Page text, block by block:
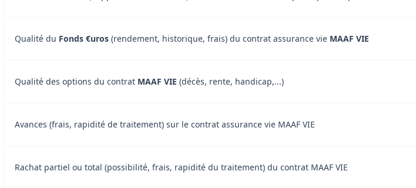
Qualité du Fonds €uros (rendement, historique, frais) du contrat assurance vie MAAF VIE
Qualité des options du contrat MAAF VIE (décès, rente, handicap,...)
Avances (frais, rapidité de traitement) sur le contrat assurance vie MAAF VIE
Rachat partiel ou total (possibilité, frais, rapidité du traitement) du contrat MAAF VIE